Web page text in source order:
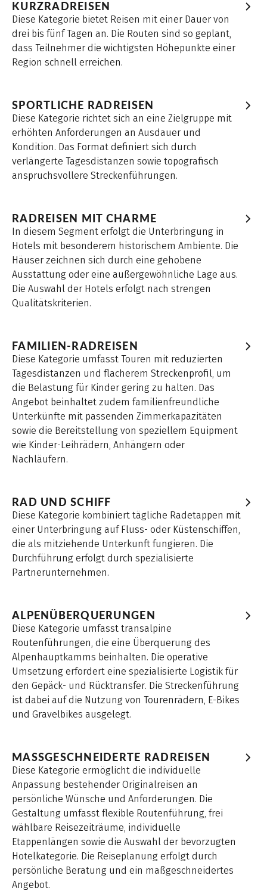
KURZRADREISEN
Diese Kategorie bietet Reisen mit einer Dauer von
drei bis fünf Tagen an. Die Routen sind so geplant,
dass Teilnehmer die wichtigsten Höhepunkte einer
Region schnell erreichen.
SPORTLICHE RADREISEN
Diese Kategorie richtet sich an eine Zielgruppe mit
erhöhten Anforderungen an Ausdauer und
Kondition. Das Format definiert sich durch
verlängerte Tagesdistanzen sowie topografisch
anspruchsvollere Streckenführungen.
RADREISEN MIT CHARME
In diesem Segment erfolgt die Unterbringung in
Hotels mit besonderem historischem Ambiente. Die
Häuser zeichnen sich durch eine gehobene
Ausstattung oder eine außergewöhnliche Lage aus.
Die Auswahl der Hotels erfolgt nach strengen
Qualitätskriterien.
FAMILIEN-RADREISEN
Diese Kategorie umfasst Touren mit reduzierten
Tagesdistanzen und flacherem Streckenprofil, um
die Belastung für Kinder gering zu halten. Das
Angebot beinhaltet zudem familienfreundliche
Unterkünfte mit passenden Zimmerkapazitäten
sowie die Bereitstellung von speziellem Equipment
wie Kinder-Leihrädern, Anhängern oder
Nachläufern.
RAD UND SCHIFF
Diese Kategorie kombiniert tägliche Radetappen mit
einer Unterbringung auf Fluss- oder Küstenschiffen,
die als mitziehende Unterkunft fungieren. Die
Durchführung erfolgt durch spezialisierte
Partnerunternehmen.
ALPENÜBERQUERUNGEN
Diese Kategorie umfasst transalpine
Routenführungen, die eine Überquerung des
Alpenhauptkamms beinhalten. Die operative
Umsetzung erfordert eine spezialisierte Logistik für
den Gepäck- und Rücktransfer. Die Streckenführung
ist dabei auf die Nutzung von Tourenrädern, E-Bikes
und Gravelbikes ausgelegt.
MASSGESCHNEIDERTE RADREISEN
Diese Kategorie ermöglicht die individuelle
Anpassung bestehender Originalreisen an
persönliche Wünsche und Anforderungen. Die
Gestaltung umfasst flexible Routenführung, frei
wählbare Reisezeiträume, individuelle
Etappenlängen sowie die Auswahl der bevorzugten
Hotelkategorie. Die Reiseplanung erfolgt durch
persönliche Beratung und ein maßgeschneidertes
Angebot.